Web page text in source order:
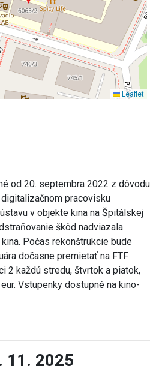
Leaflet
od 20. septembra 2022 z dôvodu
pracovisku
v objekte kina na Špitálskej
škôd nadviazala
Počas rekonštrukcie bude
dočasne premietať na FTF
2 každú stredu, štvrtok a piatok,
Vstupenky dostupné na kino-
11. 2025